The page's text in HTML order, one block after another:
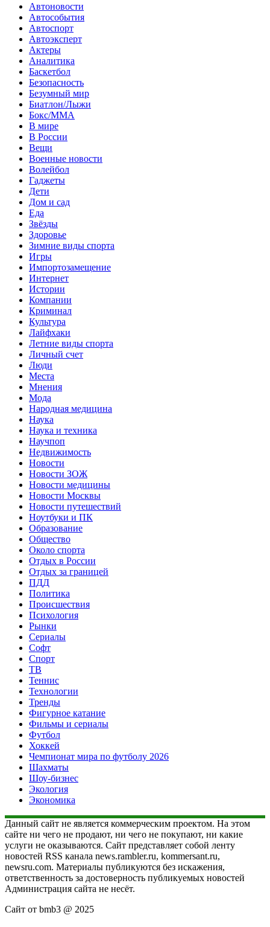
Автоновости
Автособытия
Автоспорт
Автоэксперт
Актеры
Аналитика
Баскетбол
Безопасность
Безумный мир
Биатлон/Лыжи
Бокс/MMA
В мире
В России
Вещи
Военные новости
Волейбол
Гаджеты
Дети
Дом и сад
Еда
Звёзды
Здоровье
Зимние виды спорта
Игры
Импортозамещение
Интернет
Истории
Компании
Криминал
Культура
Лайфхаки
Летние виды спорта
Личный счет
Люди
Места
Мнения
Мода
Народная медицина
Наука
Наука и техника
Научпоп
Недвижимость
Новости
Новости ЗОЖ
Новости медицины
Новости Москвы
Новости путешествий
Ноутбуки и ПК
Образование
Общество
Около спорта
Отдых в России
Отдых за границей
ПДД
Политика
Происшествия
Психология
Рынки
Сериалы
Софт
Спорт
ТВ
Теннис
Технологии
Тренды
Фигурное катание
Фильмы и сериалы
Футбол
Хоккей
Чемпионат мира по футболу 2026
Шахматы
Шоу-бизнес
Экология
Экономика
Данный сайт не является коммерческим проектом. На этом
сайте ни чего не продают, ни чего не покупают, ни какие
услуги не оказываются. Сайт представляет собой ленту
новостей RSS канала news.rambler.ru, kommersant.ru,
newsru.com. Материалы публикуются без искажения,
ответственность за достоверность публикуемых новостей
Администрация сайта не несёт.
Сайт от bmb3 @ 2025